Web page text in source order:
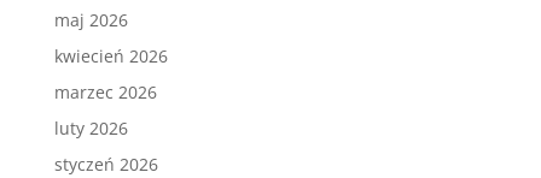
maj 2026
kwiecień 2026
marzec 2026
luty 2026
styczeń 2026